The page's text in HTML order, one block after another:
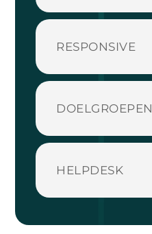
RESPONSIVE
DOELGROEPEN
HELPDESK